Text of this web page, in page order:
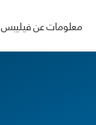
معلومات عن فيليبس